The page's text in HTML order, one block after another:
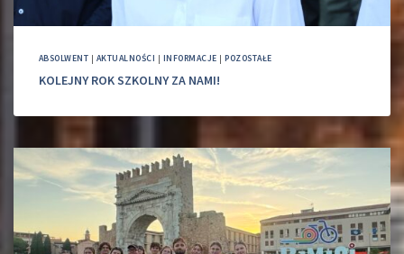
ABSOLWENT | AKTUALNOŚCI | INFORMACJE |POZOSTAŁE
KOLEJNY ROK SZKOLNY ZA NAMI!